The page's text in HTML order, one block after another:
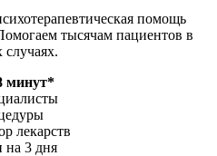
помощь
тысячам пациентов в
минут*
лекарств
на 3 дня